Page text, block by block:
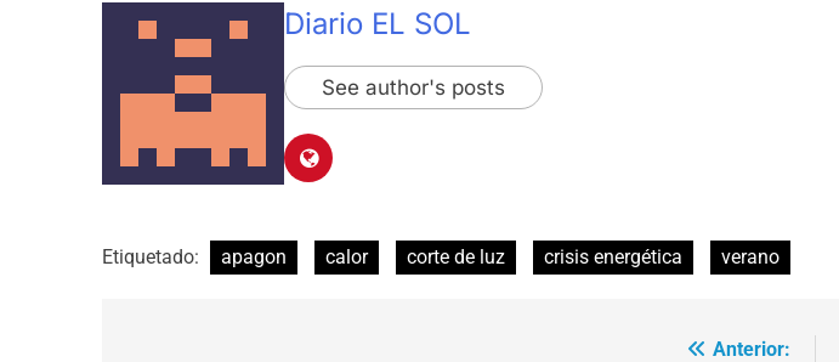
Diario EL SOL
See author's posts
Etiquetado: apagon calor corte de luz crisis energética verano
Anterior: